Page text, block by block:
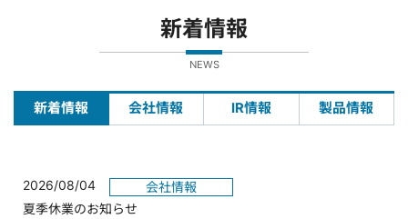
新着情報
NEWS
新着情報 会社情報 IR情報 製品情報
2026/08/04
会社情報
夏季休業のお知らせ